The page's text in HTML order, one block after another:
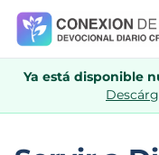
Ya está disponible